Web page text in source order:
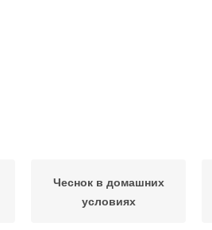
Чеснок в домашних
условиях